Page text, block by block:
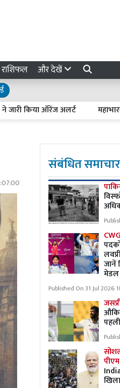
राशिफल और देखें
ऑरेंज अलर्ट महाभारत काल
संबंधित समाचार
जानें
मेडल
Published On 31 Jul 2026